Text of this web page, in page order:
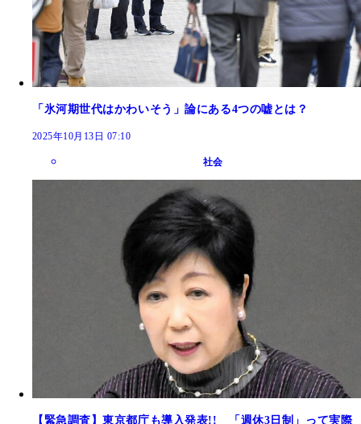
「氷河期世代はかわいそう」論にある4つの嘘とは？
2025年10月13日 07:10
社会
【緊急調査】東京都庁も導入発表!! 「週休3日制」って実際